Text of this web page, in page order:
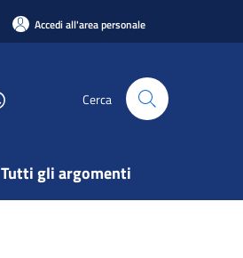
Accedi all'area personale
Cerca
Tutti gli argomenti